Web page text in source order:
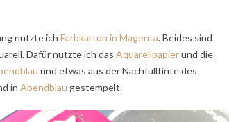
nutzte ich Farbkarton in Magenta. Beides sind
Dafür nutzte ich das Aquarellpapierund die
und etwas aus der Nachfülltinte des
in Abendblau gestempelt.